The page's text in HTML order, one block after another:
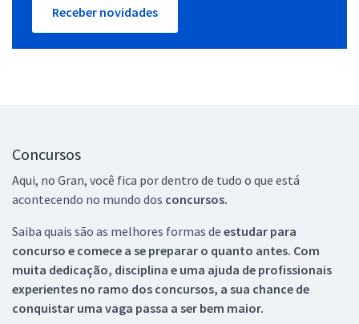
Receber novidades
Concursos
Aqui, no Gran, você fica por dentro de tudo o que está
acontecendo no mundo dos concursos.
Saiba quais são as melhores formas de estudar para
concurso e comece a se preparar o quanto antes. Com
muita dedicação, disciplina e uma ajuda de profissionais
experientes no ramo dos concursos, a sua chance de
conquistar uma vaga passa a ser bem maior.